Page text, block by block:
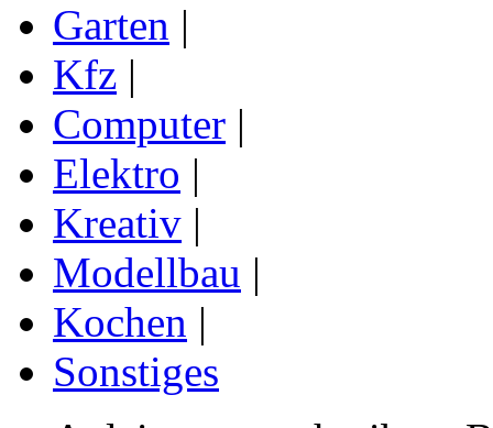
Garten |
Kfz |
Computer |
Elektro |
Kreativ |
Modellbau |
Kochen |
Sonstiges